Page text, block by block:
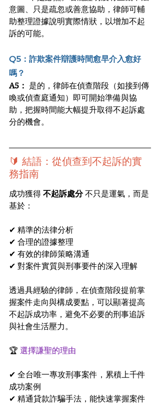
意圖、只是疏忽或善意協助，律師可輔
助整理證據說明實際情狀，以增加不起
訴的可能。
Q5：詐欺案件辯護時間愈早介入愈好
嗎？
A5： 是的，律師在偵查階段（如接到傳
喚或偵查庭通知）即可開始準備與協
助，把握時間能大幅提升取得不起訴處
分的機會。
🔰 結語：從偵查到不起訴的實
務指南
成功獲得 不起訴處分 不只是運氣，而是
基於：
✔ 精準的法律分析
✔ 合理的證據整理
✔ 有效的律師策略溝通
✔ 對案件實質與刑事要件的深入理解
透過具經驗的律師，在偵查階段提前掌
握案件走向與構成要點，可以顯著提高
不起訴成功率，避免不必要的刑事追訴
與社會生活壓力。
🏆 選擇謙聖的理由
✔ 全台唯一專攻刑事案件，累積上千件
成功案例
✔ 精通貸款詐騙手法，能快速掌握案件